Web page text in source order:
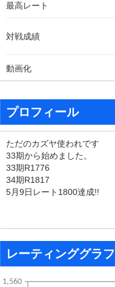
最高レート
対戦成績
動画化
プロフィール
ただのカズヤ使われです
33期から始めました。
33期R1776
34期R1817
5月9日レート1800達成!!
レーティンググラフ